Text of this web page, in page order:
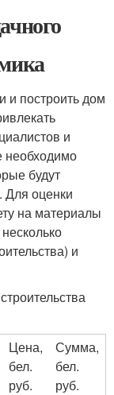
и построить дом
и
необходимо
будут
оценки
на материалы
и
Цена,
бел.
руб.
Сумма,
бел.
руб.